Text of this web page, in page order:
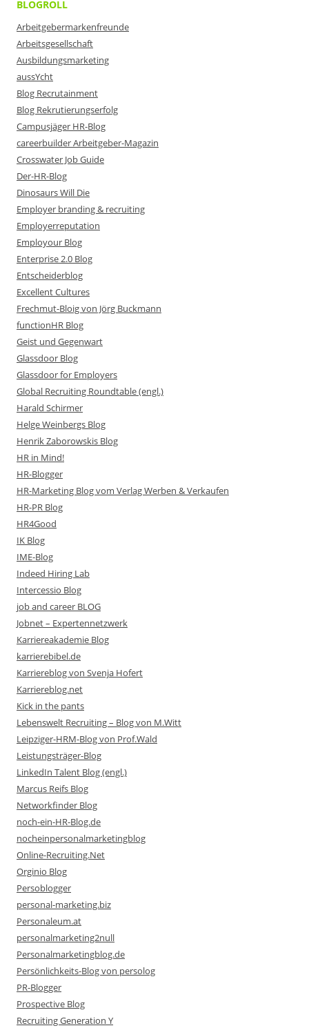
BLOGROLL
Arbeitgebermarkenfreunde
Arbeitsgesellschaft
Ausbildungsmarketing
aussYcht
Blog Recrutainment
Blog Rekrutierungserfolg
Campusjäger HR-Blog
careerbuilder Arbeitgeber-Magazin
Crosswater Job Guide
Der-HR-Blog
Dinosaurs Will Die
Employer branding & recruiting
Employerreputation
Employour Blog
Enterprise 2.0 Blog
Entscheiderblog
Excellent Cultures
Frechmut-Bloig von Jörg Buckmann
functionHR Blog
Geist und Gegenwart
Glassdoor Blog
Glassdoor for Employers
Global Recruiting Roundtable (engl.)
Harald Schirmer
Helge Weinbergs Blog
Henrik Zaborowskis Blog
HR in Mind!
HR-Blogger
HR-Marketing Blog vom Verlag Werben & Verkaufen
HR-PR Blog
HR4Good
IK Blog
IME-Blog
Indeed Hiring Lab
Intercessio Blog
job and career BLOG
Jobnet – Expertennetzwerk
Karriereakademie Blog
karrierebibel.de
Karriereblog von Svenja Hofert
Karriereblog.net
Kick in the pants
Lebenswelt Recruiting – Blog von M.Witt
Leipziger-HRM-Blog von Prof.Wald
Leistungsträger-Blog
LinkedIn Talent Blog (engl.)
Marcus Reifs Blog
Networkfinder Blog
noch-ein-HR-Blog.de
nocheinpersonalmarketingblog
Online-Recruiting.Net
Orginio Blog
Persoblogger
personal-marketing.biz
Personaleum.at
personalmarketing2null
Personalmarketingblog.de
Persönlichkeits-Blog von persolog
PR-Blogger
Prospective Blog
Recruiting Generation Y